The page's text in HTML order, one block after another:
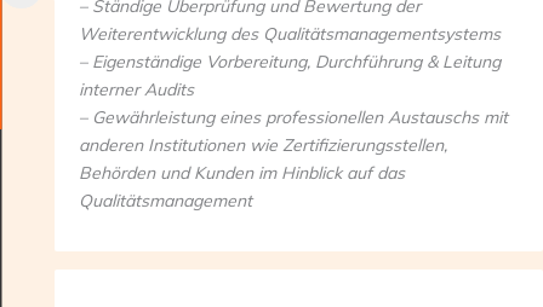
– Ständige Überprüfung und Bewertung der
Weiterentwicklung des Qualitätsmanagementsystems
– Eigenständige Vorbereitung, Durchführung & Leitung
interner Audits
– Gewährleistung eines professionellen Austauschs mit
anderen Institutionen wie Zertifizierungsstellen,
Behörden und Kunden im Hinblick auf das
Qualitätsmanagement